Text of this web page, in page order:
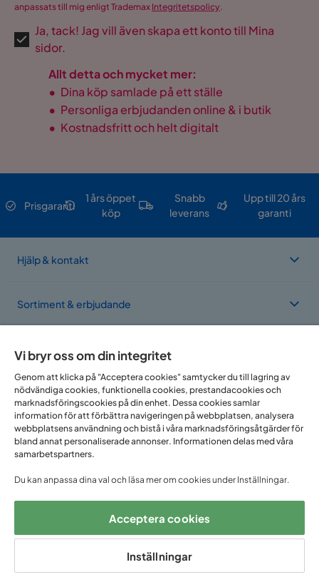
anpassats till mig enligt Trademax Integritetspolicy.
Ja, tack! Jag vill även skapa ett konto till Mina
sidor.
Allt detta och mycket mer:
• Dina köp samlade på ett ställe
• Personliga erbjudanden online & i butik
• Kostnadsfritt och helt digitalt
Prisgaranti
1 års öppet
köp
Snabb
leverans
Upp till 20 års
garanti
Hjälp & kontakt
Sortiment & erbjudande
Vi finns i flera länder
Följ oss på:
Vi bryr oss om din integritet
Genom att klicka på "Acceptera cookies" samtycker du till lagring av
nödvändiga cookies, funktionella cookies, prestandacookies och
marknadsföringscookies på din enhet. Dessa cookies samlar
information för att förbättra navigeringen på webbplatsen, analysera
webbplatsens användning och bistå i våra marknadsföringsåtgärder för
bland annat personaliserade annonser. Informationen delas med våra
samarbetspartners.
Du kan anpassa dina val och läsa mer om cookies under Inställningar.
Acceptera cookies
Inställningar